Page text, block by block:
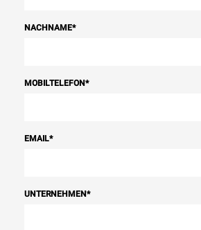
NACHNAME*
MOBILTELEFON*
EMAIL*
UNTERNEHMEN*